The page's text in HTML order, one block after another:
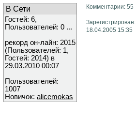
В Сети
Гостей: 6,
Пользователей: 0 ...
рекорд он-лайн: 2015
(Пользователей: 1,
Гостей: 2014) в
29.03.2010 00:07
Пользователей:
1007
Новичок: alicemokas
Комментарии: 55
Зарегистрирован:
18.04.2005 15:35